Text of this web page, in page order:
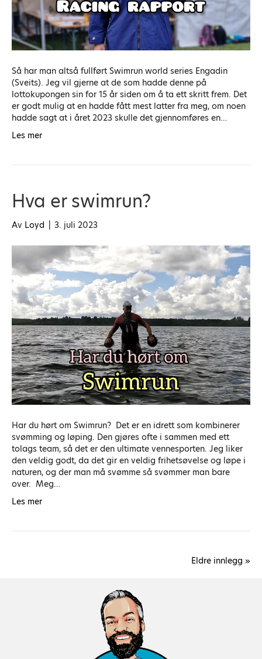
Så har man altså fullført Swimrun world series Engadin
(Sveits). Jeg vil gjerne at de som hadde denne på
lottokupongen sin for 15 år siden om å ta ett skritt frem. Det
er godt mulig at en hadde fått mest latter fra meg, om noen
hadde sagt at i året 2023 skulle det gjennomføres en…
Les mer
Hva er swimrun?
Av Loyd 3. juli 2023
Har du hørt om Swimrun? Det er en idrett som kombinerer
svømming og løping. Den gjøres ofte i sammen med ett
tolags team, så det er den ultimate vennesporten. Jeg liker
den veldig godt, da det gir en veldig frihetsøvelse og løpe i
naturen, og der man må svømme så svømmer man bare
over. Meg…
Les mer
Eldre innlegg »